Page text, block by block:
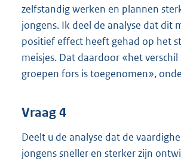
zelfstandig werken en plannen
jongens. Ik deel de analyse dat dit
positief effect heeft gehad op het
meisjes. Dat daardoor «het verschil
groepen fors is toegenomen»,
Vraag 4
Deelt u de analyse dat de
jongens sneller en sterker zijn